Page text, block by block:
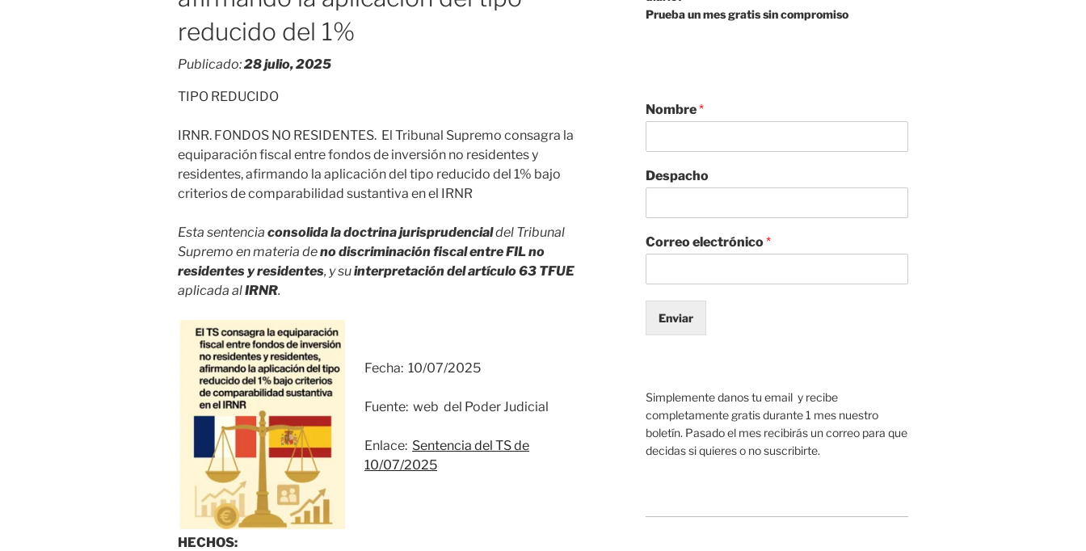
reducido del 1%
Publicado:28 julio, 2025
TIPO REDUCIDO
IRNR. FONDOS NO RESIDENTES. El Tribunal Supremo consagra la
equiparación fiscal entre fondos de inversión no residentes y
residentes, afirmando la aplicación del tipo reducido del 1% bajo
criterios de comparabilidad sustantiva en el IRNR
Esta sentencia consolida la doctrina jurisprudencialdel Tribunal
Supremo en materia deno discriminación fiscal entre FIL no
residentes y residentes, y suinterpretación del artículo 63 TFUE
aplicada alIRNR.
Fecha: 10/07/2025
Fuente: web del Poder Judicial
Enlace: Sentencia del TS de
10/07/2025
HECHOS:
Prueba un mes gratis sin compromiso
Nombre*
Despacho
Correo electrónico*
Enviar
Simplemente danos tu email y recibe
completamente gratis durante 1 mes nuestro
boletín. Pasado el mes recibirás un correo para que
decidas si quieres o no suscribirte.